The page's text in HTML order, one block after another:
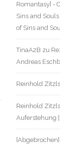
Romantasy] -
Sins and
of Sins and
TinaA2B zu
Andreas
Reinhold
Reinhold
Auferstehung